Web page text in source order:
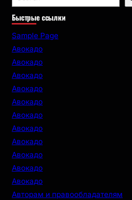
e
a
r
Быстрые ссылки
Sample Page
Авокадо
Авокадо
Авокадо
Авокадо
Авокадо
Авокадо
Авокадо
Авокадо
Авокадо
Авокадо
Авокадо
Авторам и правообладателям